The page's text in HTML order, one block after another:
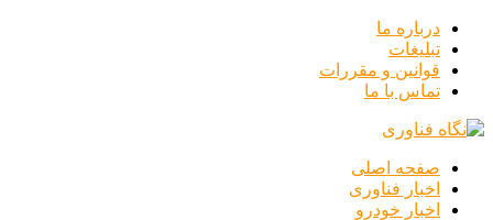
درباره ما
تبلیغات
قوانین و مقررات
تماس با ما
صفحه اصلی
اخبار فناوری
اخبار خودرو